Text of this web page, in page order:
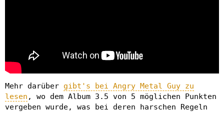
Mehr darüber gibt's bei Angry Metal Guy zu
lesen , wo dem Album 3.5 von 5 möglichen Punkten
vergeben wurde, was bei deren harschen Regeln